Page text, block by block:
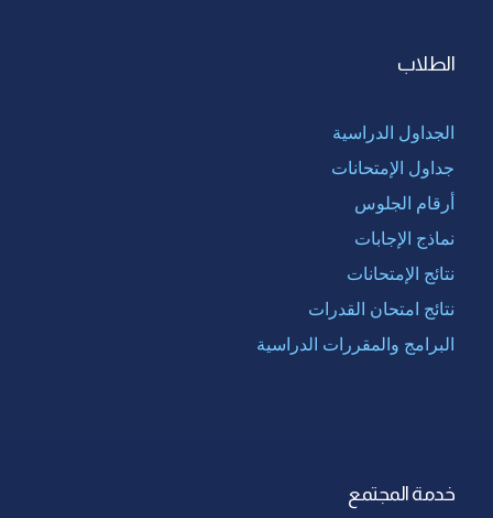
الطلاب
الجداول الدراسية
جداول الإمتحانات
أرقام الجلوس
نماذج الإجابات
نتائج الإمتحانات
نتائج امتحان القدرات
البرامج والمقررات الدراسية
خدمة المجتمع